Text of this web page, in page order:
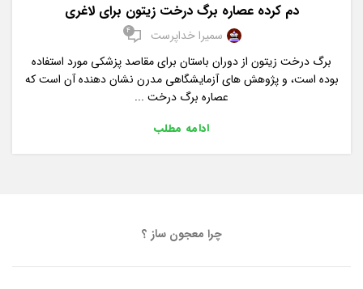
دم کرده عصاره برگ درخت زیتون برای لاغری
سمیرا خداپرست 4
برگ درخت زیتون از دوران باستان برای مقاصد پزشکی مورد استفاده
بوده است، و پژوهش های آزمایشگاهی مدرن نشان دهنده آن است که
عصاره برگ درخت ...
ادامه مطلب
چرا معجون ساز ؟